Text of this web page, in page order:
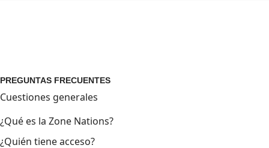
PREGUNTAS FRECUENTES
Cuestiones generales
¿Qué es la Zone Nations?
¿Quién tiene acceso?